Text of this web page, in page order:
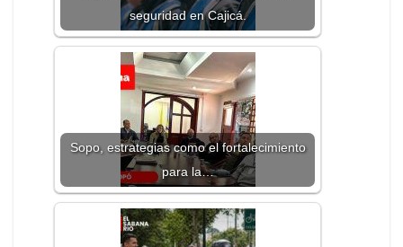
seguridad en Cajicá.
Sopo, estrategias como el fortalecimiento
para la…